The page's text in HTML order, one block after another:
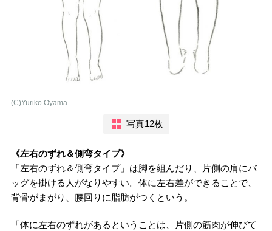
(C)Yuriko Oyama
写真12枚
《左右のずれ＆側弯タイプ》
「左右のずれ＆側弯タイプ」は脚を組んだり、片側の肩にバ
ッグを掛ける人がなりやすい。体に左右差ができることで、
背骨がまがり、腰回りに脂肪がつくという。
「体に左右のずれがあるということは、片側の筋肉が伸びて